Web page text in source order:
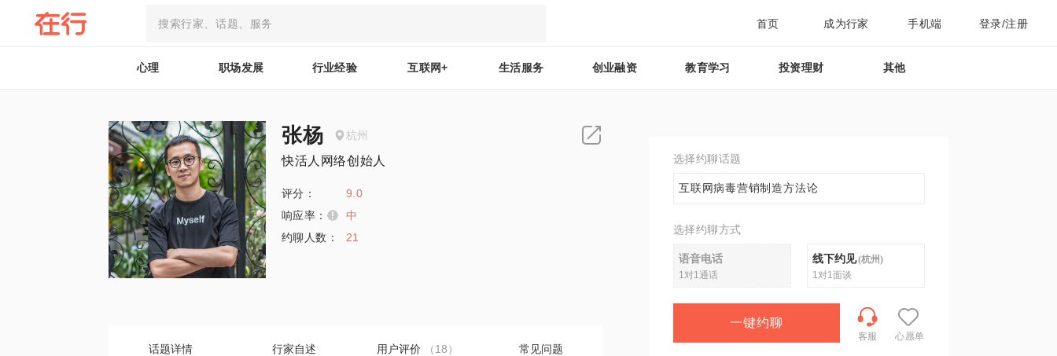
首页 成为行家 手机端 登录/注册
心理 职场发展 行业经验 互联网+ 生活服务 创业融资 教育学习 投资理财 其他
张杨 杭州
快活人网络创始人
评分：
9.0
响应率：
中
约聊人数：
21
话题详情 行家自述 用户评价 （18） 常见问题
选择约聊话题
互联网病毒营销制造方法论
选择约聊方式
语音电话
1对1通话
线下约见(杭州)
1对1面谈
一键约聊
客服 心愿单